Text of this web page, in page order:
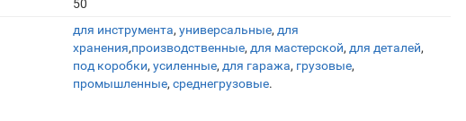
50
для инструмента, универсальные, для
хранения,производственные, для мастерской, для деталей,
под коробки, усиленные, для гаража, грузовые,
промышленные, среднегрузовые.